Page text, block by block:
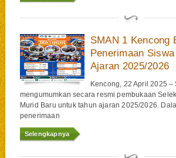
SMAN 1 Kencong
Penerimaan
Ajaran 2025/2026
Kencong, 22 April 2025 –
mengumumkan secara resmi pembukaan
Murid Baru untuk tahun ajaran 2025/2026.
penerimaan
Selengkapnya